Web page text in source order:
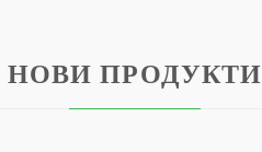
НОВИ ПРОДУКТИ